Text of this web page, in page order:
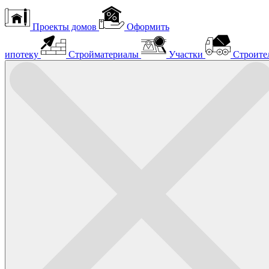
Проекты домов Оформить
ипотеку Стройматериалы Участки